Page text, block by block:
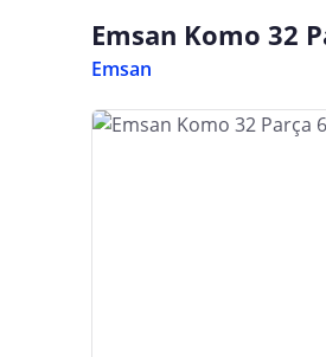
Emsan Komo 32
Emsan